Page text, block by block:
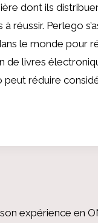
dont ils
réussir. Perlego
le monde pour
de livres
peut réduire
expérience en